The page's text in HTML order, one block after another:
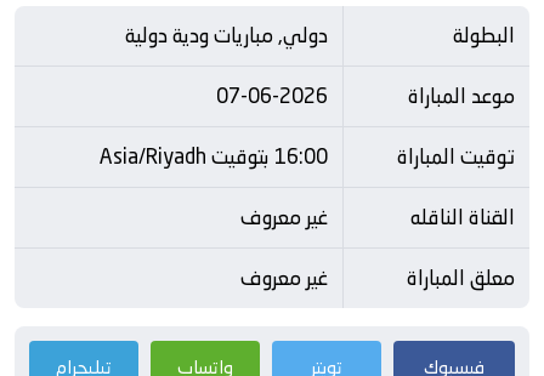
البطولة
دولي, مباريات ودية دولية
موعد المباراة
07-06-2026
توقيت المباراة
16:00 بتوقيت Asia/Riyadh
القناة الناقله
غير معروف
معلق المباراة
غير معروف
فيسبوك تويتر واتساب تيليجرام